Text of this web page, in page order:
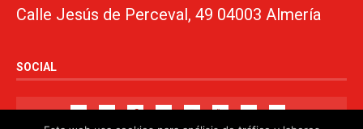
Calle Jesús de Perceval, 49 04003 Almería
SOCIAL